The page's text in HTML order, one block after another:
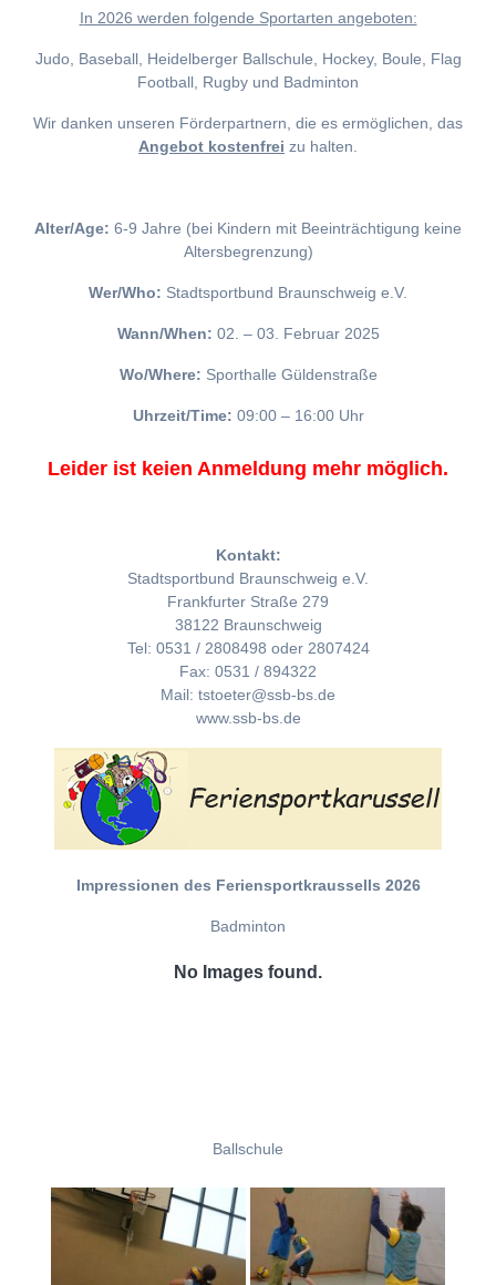
In 2026 werden folgende Sportarten angeboten:
Judo, Baseball, Heidelberger Ballschule, Hockey, Boule, Flag
Football, Rugby und Badminton
Wir danken unseren Förderpartnern, die es ermöglichen, das
Angebot kostenfrei zu halten.
Alter/Age: 6-9 Jahre (bei Kindern mit Beeinträchtigung keine
Altersbegrenzung)
Wer/Who: Stadtsportbund Braunschweig e.V.
Wann/When: 02. – 03. Februar 2025
Wo/Where: Sporthalle Güldenstraße
Uhrzeit/Time: 09:00 – 16:00 Uhr
Leider ist keien Anmeldung mehr möglich.
Kontakt:
Stadtsportbund Braunschweig e.V.
Frankfurter Straße 279
38122 Braunschweig
Tel: 0531 / 2808498 oder 2807424
Fax: 0531 / 894322
Mail: tstoeter@ssb-bs.de
www.ssb-bs.de
Impressionen des Feriensportkraussells 2026
Badminton
No Images found.
Ballschule